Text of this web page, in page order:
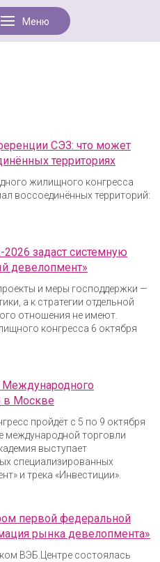
СЭЗ: что может
территориях
жилищного конгресса
воссоединённых территорий:
задаст системную
девелопмент»
и меры господдержки —
а к стратегии отдельной
отношения не имеют.
конгресса 6 октября
Международного
в Москве
пройдёт с 5 по 9 октября
международной торговли
выступает
специализированных
и трека «Инвестиции».
первой федеральной
рынка девелопмента»
ВЭБ.Центре состоялась